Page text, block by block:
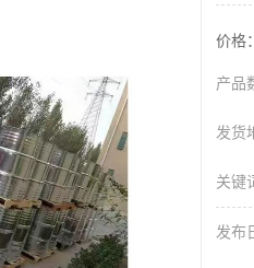
价格：
产品
发货
关键
发布